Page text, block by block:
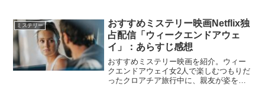
ミステリー
おすすめミステリー映画Netflix独
占配信「ウィークエンドアウェ
イ」：あらすじ感想
おすすめミステリー映画を紹介。ウィー
クエンドアウェイ女2人で楽しむつもりだ
ったクロアチア旅行中に、親友が姿を消